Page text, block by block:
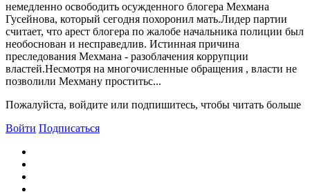
немедленно освободить осужденного блогера Мехмана
Гусейнова, который сегодня похоронил мать.Лидер партии
считает, что арест блогера по жалобе начальника полиции был
необоснован и несправедлив. Истинная причина
преследования Мехмана - разоблачения коррупции
властей.Несмотря на многочисленные обращения , власти не
позволили Мехману проститьс...
Пожалуйста, войдите или подпишитесь, чтобы читать больше
Войти Подписаться